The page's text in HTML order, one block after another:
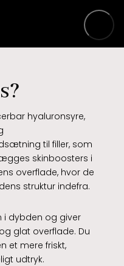
hyaluronsyre,
til filler, som
skinboosters i
overflade, hvor de
struktur indefra.
i dybden og giver
glat overflade. Du
et mere friskt,
udtryk.